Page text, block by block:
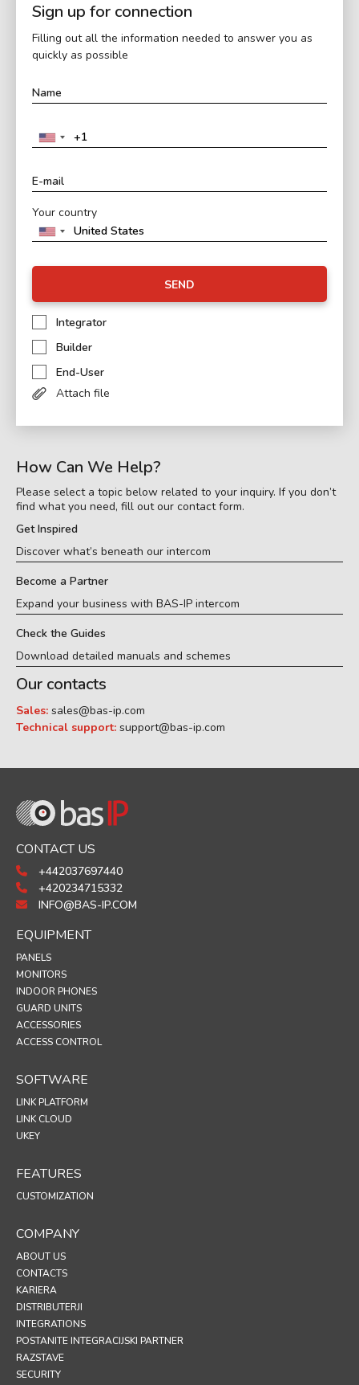
Sign up for connection
Filling out all the information needed to answer you as
quickly as possible
Your country
SEND
Integrator
Builder
End-User
Attach file
How Can We Help?
Please select a topic below related to your inquiry. If you don’t
find what you need, fill out our contact form.
Get Inspired
Discover what’s beneath our intercom
Become a Partner
Expand your business with BAS-IP intercom
Check the Guides
Download detailed manuals and schemes
Our contacts
Sales: sales@bas-ip.com
Technical support: support@bas-ip.com
CONTACT US
+442037697440
+420234715332
INFO@BAS-IP.COM
EQUIPMENT
PANELS
MONITORS
INDOOR PHONES
GUARD UNITS
ACCESSORIES
ACCESS CONTROL
SOFTWARE
LINK PLATFORM
LINK CLOUD
UKEY
FEATURES
CUSTOMIZATION
COMPANY
ABOUT US
CONTACTS
KARIERA
DISTRIBUTERJI
INTEGRATIONS
POSTANITE INTEGRACIJSKI PARTNER
RAZSTAVE
SECURITY